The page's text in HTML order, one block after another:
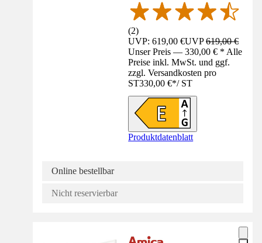
(2)
UVP: 619,00 €UVP619,00 €
Unser Preis — 330,00 € * Alle
Preise inkl. MwSt. und ggf.
zzgl. Versandkosten pro
ST330,00 €*/ ST
Produktdatenblatt
Online bestellbar
Nicht reservierbar